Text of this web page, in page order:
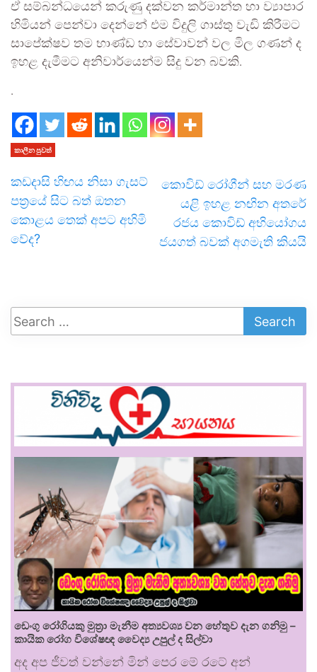
ඒ සම්බන්ධයෙන් කරුණු දක්වන කර්මාන්ත හා ව්‍යාපාර
හිමියන් පෙන්වා දෙන්නේ එම විදුලි ගාස්තු වැඩි කිරීමට
සාපේක්ෂව තම භාණ්ඩ හා සේවාවන් වල මිල ගණන් ද
ඉහළ දැමීමට අනිවාර්යෙන්ම සිදු වන බවකි.
.
කාලීන පුවත්
කඩදාසි හිඟය නිසා ගැසට්
පත්‍රයේ සිට බත් ඔතන
කොළය තෙක් අපට අහිමි
වේද?
කොවිඩ් රෝගීන් සහ මරණ
යළි ඉහළ නඟින අතරේ
රජය කොවිඩ් අභියෝගය
ජයගත් බවක් අගමැති කියයි
ඩෙංගු රෝගියකු ⁣මුත්‍රා මැනීම අත්‍යවශ්‍ය වන හේතුව දැන ගනිමු –
කායික රෝග විශේෂඥ වෛද්‍ය උපුල් ද සිල්වා
අද අප ජීවත් වන්නේ මින් පෙර මේ රටේ අන්